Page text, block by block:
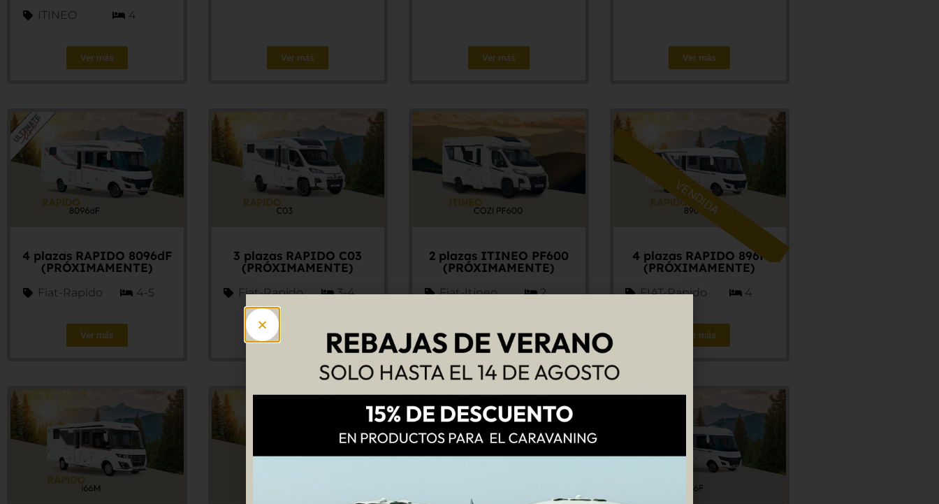
ITINEO 4
Ver más Ver más Ver más Ver más
4 plazas RAPIDO 8096dF
(PRÓXIMAMENTE)
Fiat-Rapido 4-5
Ver más
3 plazas RAPIDO C03
(PRÓXIMAMENTE)
Fiat-Rapido 3-4
2 plazas ITINEO PF600
(PRÓXIMAMENTE)
Fiat-Itineo 2
Ver más
VENDIDA
4 plazas RAPIDO 896F
(PRÓXIMAMENTE)
FIAT-Rapido 4
Ver más